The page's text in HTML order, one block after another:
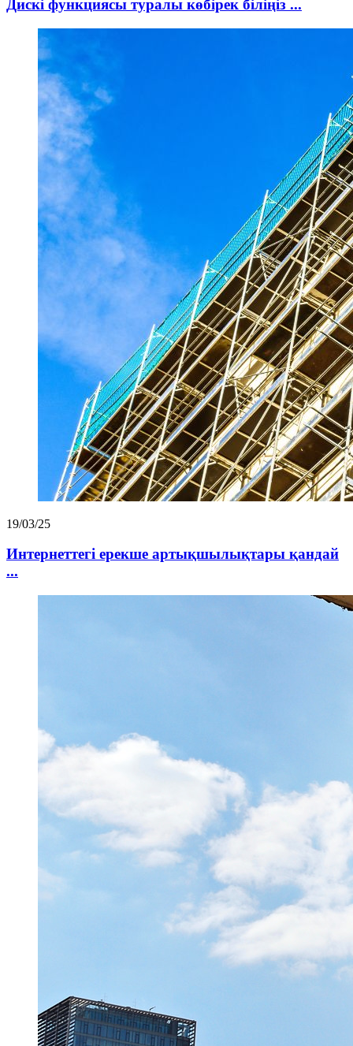
Дискі функциясы туралы көбірек біліңіз ...
19/03/25
Интернеттегі ерекше артықшылықтары қандай
...